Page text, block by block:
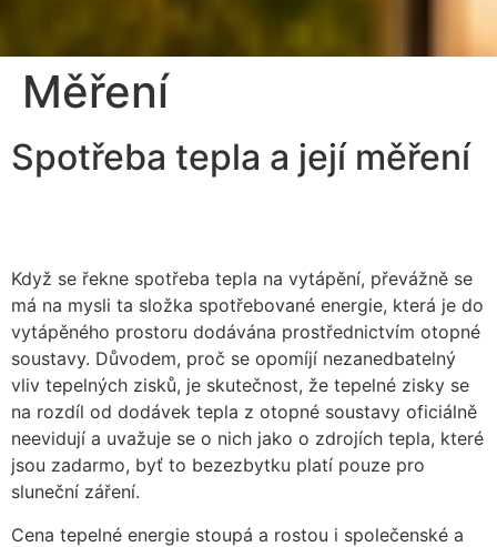
Bilanční
metoda
rozúčtování tepla
Měření
Spotřeba tepla a její měření
Když se řekne spotřeba tepla na vytápění, převážně se
má na mysli ta složka spotřebované energie, která je do
vytápěného prostoru dodávána prostřednictvím otopné
soustavy. Důvodem, proč se opomíjí nezanedbatelný
vliv tepelných zisků, je skutečnost, že tepelné zisky se
na rozdíl od dodávek tepla z otopné soustavy oficiálně
neevidují a uvažuje se o nich jako o zdrojích tepla, které
jsou zadarmo, byť to bezezbytku platí pouze pro
sluneční záření.
Cena tepelné energie stoupá a rostou i společenské a